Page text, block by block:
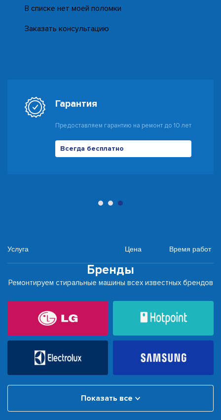
В списке нет моей поломки
Заказать консультацию
Гарантия
Предоставляем гарантию на ремонт до 10 лет
Всегда бесплатно
Услуга Цена Время работ
Бренды
Ремонтируем стиральные машины всех известных брендов
Показать все